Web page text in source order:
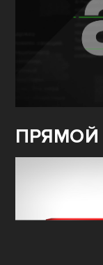
ПРЯМОЙ